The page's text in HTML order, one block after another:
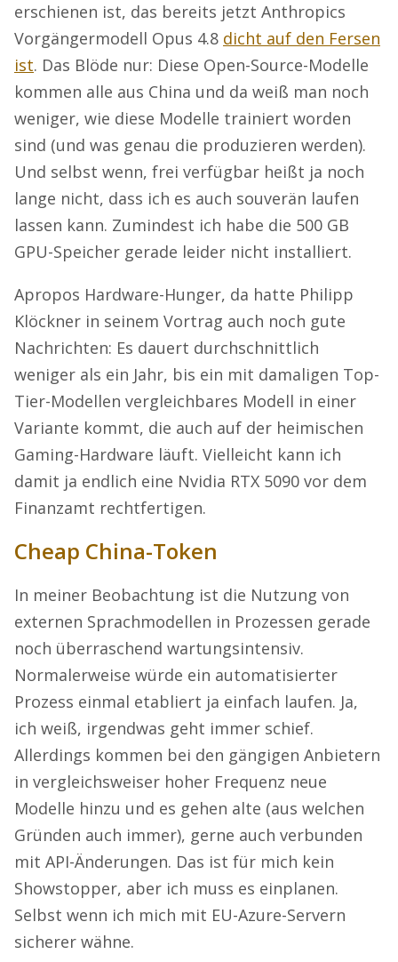
erschienen ist, das bereits jetzt Anthropics
Vorgängermodell Opus 4.8 dicht auf den Fersen
ist. Das Blöde nur: Diese Open-Source-Modelle
kommen alle aus China und da weiß man noch
weniger, wie diese Modelle trainiert worden
sind (und was genau die produzieren werden).
Und selbst wenn, frei verfügbar heißt ja noch
lange nicht, dass ich es auch souverän laufen
lassen kann. Zumindest ich habe die 500 GB
GPU-Speicher gerade leider nicht installiert.
Apropos Hardware-Hunger, da hatte Philipp
Klöckner in seinem Vortrag auch noch gute
Nachrichten: Es dauert durchschnittlich
weniger als ein Jahr, bis ein mit damaligen Top-
Tier-Modellen vergleichbares Modell in einer
Variante kommt, die auch auf der heimischen
Gaming-Hardware läuft. Vielleicht kann ich
damit ja endlich eine Nvidia RTX 5090 vor dem
Finanzamt rechtfertigen.
Cheap China-Token
In meiner Beobachtung ist die Nutzung von
externen Sprachmodellen in Prozessen gerade
noch überraschend wartungsintensiv.
Normalerweise würde ein automatisierter
Prozess einmal etabliert ja einfach laufen. Ja,
ich weiß, irgendwas geht immer schief.
Allerdings kommen bei den gängigen Anbietern
in vergleichsweiser hoher Frequenz neue
Modelle hinzu und es gehen alte (aus welchen
Gründen auch immer), gerne auch verbunden
mit API-Änderungen. Das ist für mich kein
Showstopper, aber ich muss es einplanen.
Selbst wenn ich mich mit EU-Azure-Servern
sicherer wähne.